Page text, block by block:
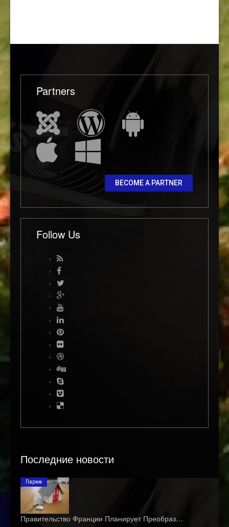
Partners
BECOME A PARTNER
Follow Us
Последние новости
Правительство Франции Планирует Преобраз…
Париж